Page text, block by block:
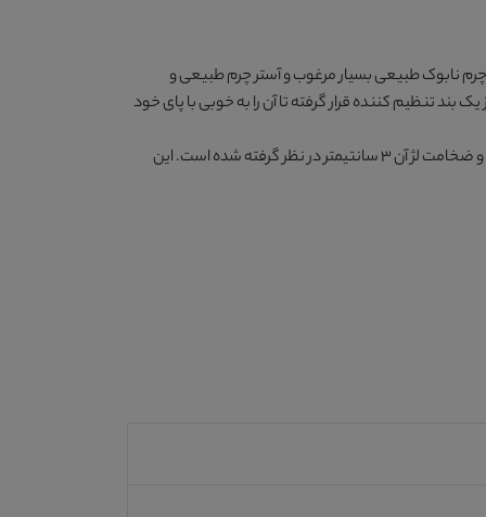
چرم نابوک طبیعی بسیار مرغوب و آستر چرم طبیعی و
بند تنظیم کننده قرار گرفته تا آن را به خوبی با پای خود
ارزنده 450 گرم است و ضخامت لژ آن 3 سانتیمتر در نظر گرفته شده است. این